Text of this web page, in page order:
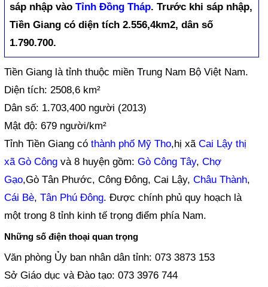
sáp nhập vàoTỉnh Đồng Tháp. Trước khi sáp nhập,
Tiền Giang có diện tích 2.556,4km2, dân số
1.790.700.
Tiền Giang là tỉnh thuộc miền Trung Nam Bộ Việt Nam.
Diện tích: 2508,6 km²
Dân số: 1.703,400 người (2013)
Mật độ: 679 người/km²
Tỉnh Tiền Giang cóthành phố Mỹ Tho,hị xãCai Lậy thị
xã Gò Công và 8 huyện gồm:Gò Công Tây,Chợ
Gạo,Gò Tân Phước, Công Đông, Cai Lậy,Châu Thành,
Cái Bè,Tân Phú Đông. Được chính phủ quy hoạch là
một trong 8 tỉnh kinh tế trọng điểm phía Nam.
Những số điện thoại quan trọng
Văn phòng Ủy ban nhân dân tỉnh: 073 3873 153
Sở Giáo dục và Đào tạo: 073 3976 744